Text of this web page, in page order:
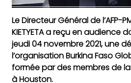
Le Directeur Général de l’AFP-
KIETYETA a reçu en audience
jeudi 04 novembre 2021, une
l’organisation Burkina Faso
formée par des membres de
à Houston.